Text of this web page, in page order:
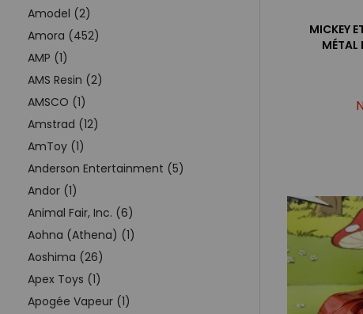
Amodel (2)
Amora (452)
AMP (1)
AMS Resin (2)
AMSCO (1)
Amstrad (12)
AmToy (1)
Anderson Entertainment (5)
Andor (1)
Animal Fair, Inc. (6)
Aohna (Athena) (1)
Aoshima (26)
Apex Toys (1)
Apogée Vapeur (1)
MICKEY
MÉTAL